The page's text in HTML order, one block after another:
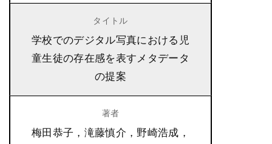
学校でのデジタル写真における児
童生徒の存在感を表すメタデータ
の提案
梅田恭子，滝藤慎介，野崎浩成，